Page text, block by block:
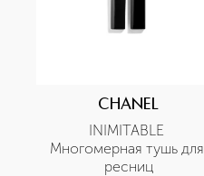
CHANEL
INIMITABLE
Многомерная тушь для
ресниц